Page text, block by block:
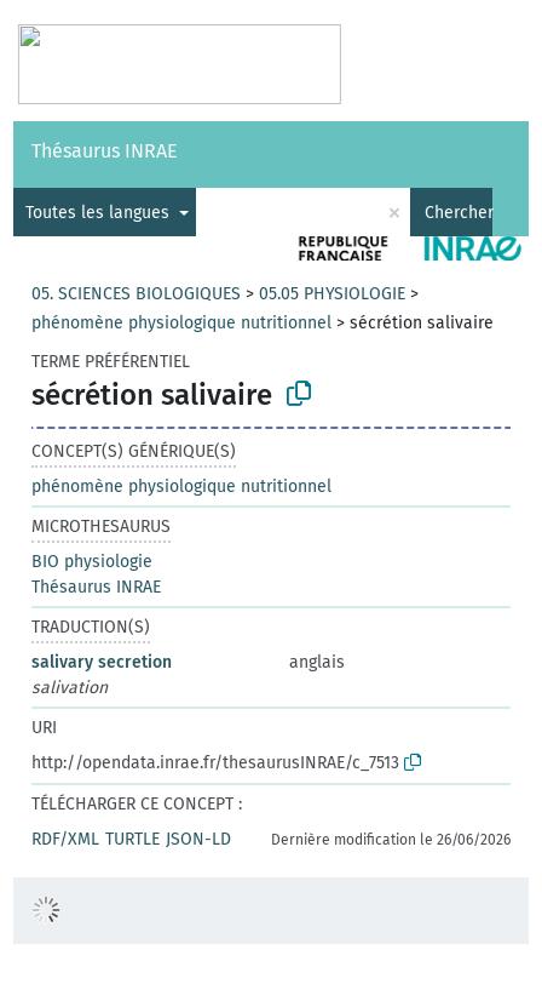
Vocabulaires API
Thésaurus INRAE
Toutes les langues × Chercher
05. SCIENCES BIOLOGIQUES >05.05 PHYSIOLOGIE >
phénomène physiologique nutritionnel >sécrétion salivaire
TERME PRÉFÉRENTIEL
sécrétion salivaire
CONCEPT(S) GÉNÉRIQUE(S)
phénomène physiologique nutritionnel
MICROTHESAURUS
BIO physiologie
Thésaurus INRAE
TRADUCTION(S)
salivary secretion
anglais
salivation
URI
http://opendata.inrae.fr/thesaurusINRAE/c_7513
TÉLÉCHARGER CE CONCEPT :
RDF/XML TURTLE JSON-LD Dernière modification le 26/06/2026